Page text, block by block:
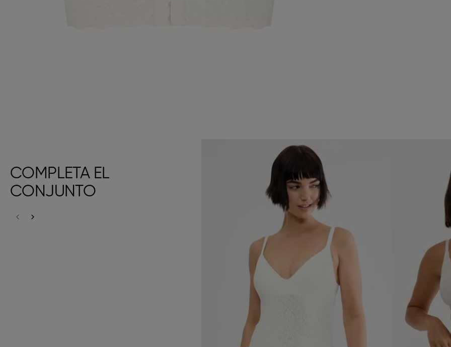
COMPLETA EL
CONJUNTO